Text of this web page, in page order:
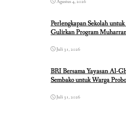
Agustus 4, 2026
Perlengkapan Sekolah
Gulirkan Program
Juli 31, 2026
BRI Bersama Yayasan Al-
Sembako untuk Warga
Juli 31, 2026